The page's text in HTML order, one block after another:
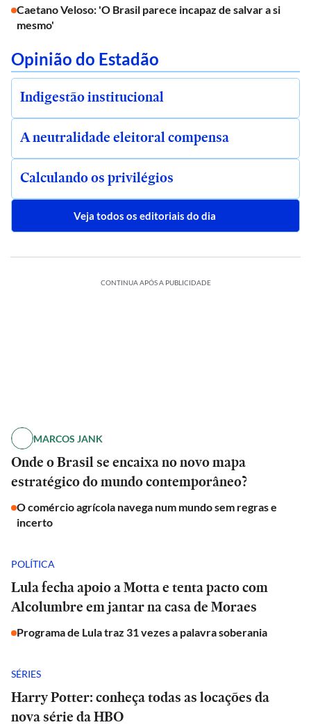
Caetano Veloso: 'O Brasil parece incapaz de salvar a si
mesmo'
Opinião do Estadão
Indigestão institucional
A neutralidade eleitoral compensa
Calculando os privilégios
Veja todos os editoriais do dia
CONTINUA APÓS A PUBLICIDADE
MARCOS JANK
Onde o Brasil se encaixa no novo mapa
estratégico do mundo contemporâneo?
O comércio agrícola navega num mundo sem regras e
incerto
POLÍTICA
Lula fecha apoio a Motta e tenta pacto com
Alcolumbre em jantar na casa de Moraes
Programa de Lula traz 31 vezes a palavra soberania
SÉRIES
Harry Potter: conheça todas as locações da
nova série da HBO